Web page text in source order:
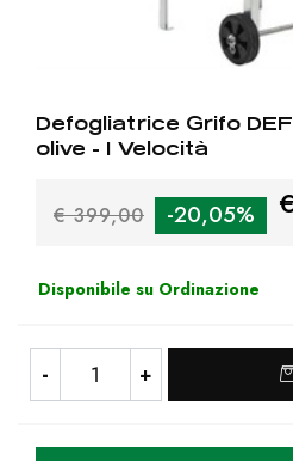
Defogliatrice Grifo
olive - 1 Velocità
€ 399,00 -20,05%
Disponibile su Ordinazione